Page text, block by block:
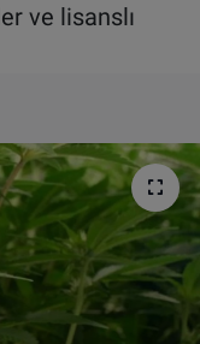
ve lisanslı